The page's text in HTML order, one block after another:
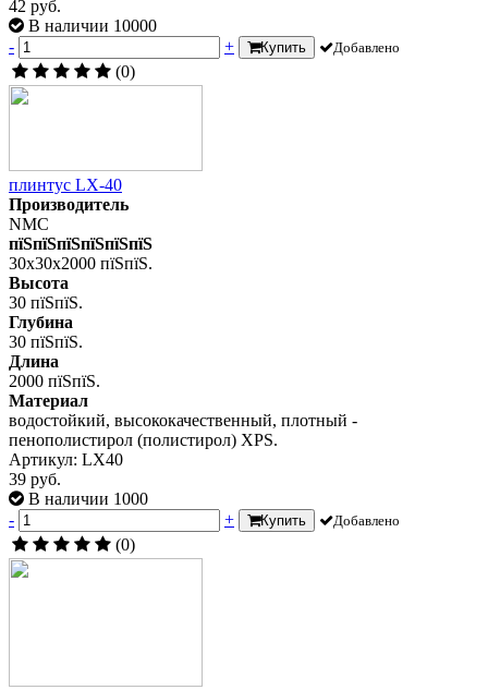
42 руб.
В наличии 10000
-
+ Купить Добавлено
(0)
плинтус LX-40
Производитель
NMC
пїЅпїЅпїЅпїЅпїЅпїЅ
30x30x2000 пїЅпїЅ.
Высота
30 пїЅпїЅ.
Глубина
30 пїЅпїЅ.
Длина
2000 пїЅпїЅ.
Материал
водостойкий, высококачественный, плотный -
пенополистирол (полистирол) XPS.
Артикул: LX40
39 руб.
В наличии 1000
-
+ Купить Добавлено
(0)